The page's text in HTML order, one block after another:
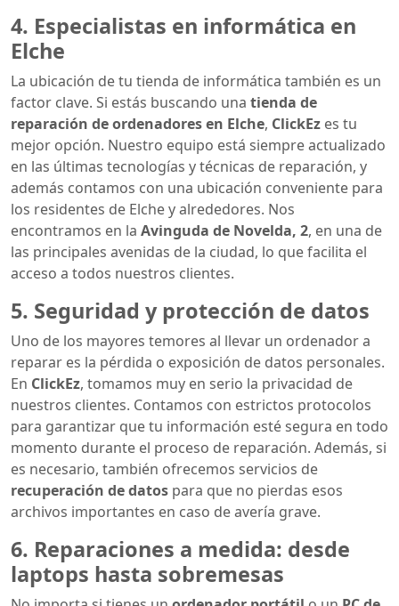
4. Especialistas en informática en
Elche
La ubicación de tu tienda de informática también es un
factor clave. Si estás buscando una tienda de
reparación de ordenadores en Elche, ClickEz es tu
mejor opción. Nuestro equipo está siempre actualizado
en las últimas tecnologías y técnicas de reparación, y
además contamos con una ubicación conveniente para
los residentes de Elche y alrededores. Nos
encontramos en la Avinguda de Novelda, 2, en una de
las principales avenidas de la ciudad, lo que facilita el
acceso a todos nuestros clientes.
5. Seguridad y protección de datos
Uno de los mayores temores al llevar un ordenador a
reparar es la pérdida o exposición de datos personales.
En ClickEz, tomamos muy en serio la privacidad de
nuestros clientes. Contamos con estrictos protocolos
para garantizar que tu información esté segura en todo
momento durante el proceso de reparación. Además, si
es necesario, también ofrecemos servicios de
recuperación de datos para que no pierdas esos
archivos importantes en caso de avería grave.
6. Reparaciones a medida: desde
laptops hasta sobremesas